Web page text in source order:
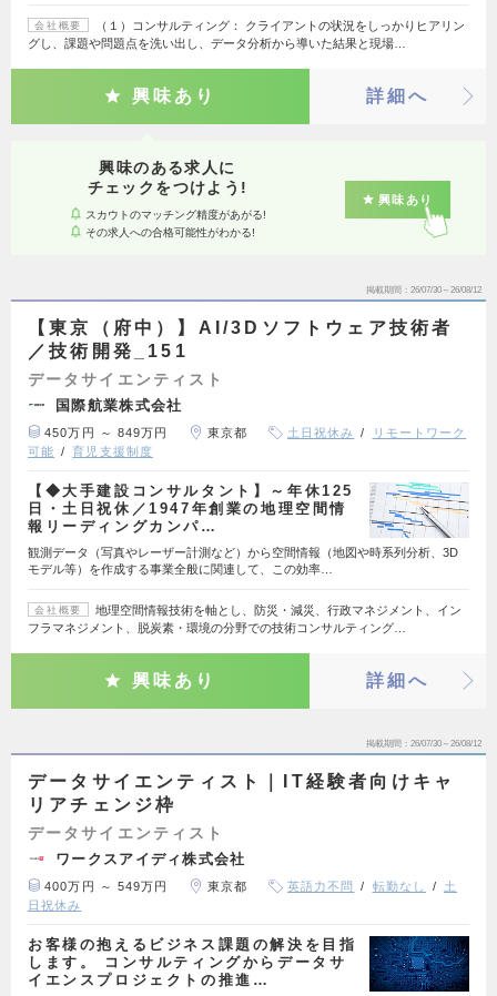
会社概要
（１）コンサルティング： クライアントの状況をしっかりヒアリン
グし、課題や問題点を洗い出し、データ分析から導いた結果と現場…
興味あり 詳細へ
興味のある求人に
チェックをつけよう!
スカウトのマッチング精度があがる!
その求人への合格可能性がわかる!
興味あり
掲載期間 26/07/30～26/08/12
【東京（府中）】AI/3Dソフトウェア技術者
／技術開発_151
データサイエンティスト
国際航業株式会社
450万円 ～ 849万円 東京都 土日祝休み
リモートワーク
可能
育児支援制度
【◆大手建設コンサルタント】～年休125
日・土日祝休／1947年創業の地理空間情
報リーディングカンパ…
観測データ（写真やレーザー計測など）から空間情報（地図や時系列分析、3D
モデル等）を作成する事業全般に関連して、この効率…
会社概要
地理空間情報技術を軸とし、防災・減災、行政マネジメント、イン
フラマネジメント、脱炭素・環境の分野での技術コンサルティング…
興味あり 詳細へ
掲載期間 26/07/30～26/08/12
データサイエンティスト｜IT経験者向けキャ
リアチェンジ枠
データサイエンティスト
ワークスアイディ株式会社
400万円 ～ 549万円 東京都 英語力不問 転勤なし
土
日祝休み
お客様の抱えるビジネス課題の解決を目指
します。 コンサルティングからデータサ
イエンスプロジェクトの推進…